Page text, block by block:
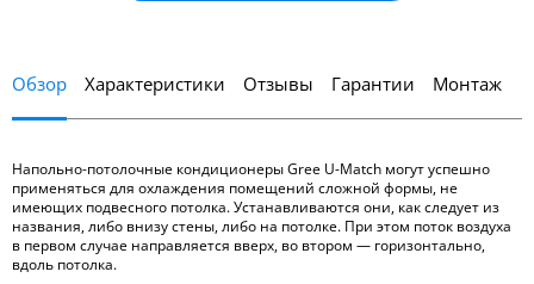
Обзор Характеристики Отзывы Гарантии Монтаж
Напольно-потолочные кондиционеры Gree U-Match могут успешно
применяться для охлаждения помещений сложной формы, не
имеющих подвесного потолка. Устанавливаются они, как следует из
названия, либо внизу стены, либо на потолке. При этом поток воздуха
в первом случае направляется вверх, во втором — горизонтально,
вдоль потолка.